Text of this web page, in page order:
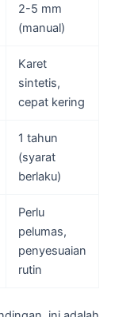
2-5 mm
(manual)
Karet
sintetis,
cepat kering
1 tahun
(syarat
berlaku)
Perlu
pelumas,
penyesuaian
rutin